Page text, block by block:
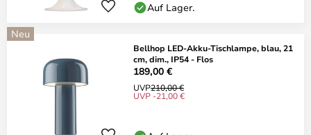
Auf Lager.
Neu
Bellhop LED-Akku-Tischlampe, blau, 21
cm, dim., IP54 - Flos
189,00 €
UVP210,00 €
UVP -21,00 €